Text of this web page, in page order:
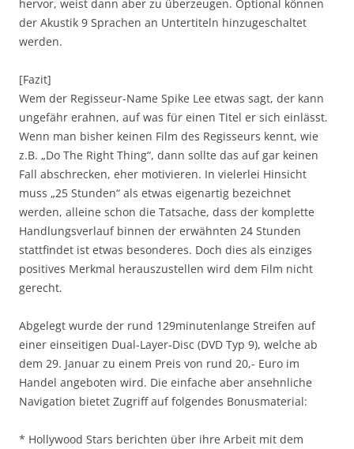
hervor, weist dann aber zu überzeugen. Optional können
der Akustik 9 Sprachen an Untertiteln hinzugeschaltet
werden.
[Fazit]
Wem der Regisseur-Name Spike Lee etwas sagt, der kann
ungefähr erahnen, auf was für einen Titel er sich einlässt.
Wenn man bisher keinen Film des Regisseurs kennt, wie
z.B. „Do The Right Thing“, dann sollte das auf gar keinen
Fall abschrecken, eher motivieren. In vielerlei Hinsicht
muss „25 Stunden“ als etwas eigenartig bezeichnet
werden, alleine schon die Tatsache, dass der komplette
Handlungsverlauf binnen der erwähnten 24 Stunden
stattfindet ist etwas besonderes. Doch dies als einziges
positives Merkmal herauszustellen wird dem Film nicht
gerecht.
Abgelegt wurde der rund 129minutenlange Streifen auf
einer einseitigen Dual-Layer-Disc (DVD Typ 9), welche ab
dem 29. Januar zu einem Preis von rund 20,- Euro im
Handel angeboten wird. Die einfache aber ansehnliche
Navigation bietet Zugriff auf folgendes Bonusmaterial:
* Hollywood Stars berichten über ihre Arbeit mit dem